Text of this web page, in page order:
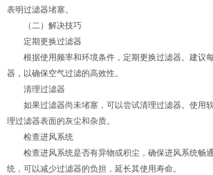
表明过滤器堵塞。
（二）解决技巧
定期更换过滤器
根据使用频率和环境条件，定期更换过滤器。建议每
器，以确保空气过滤的高效性。
清理过滤器
如果过滤器尚未堵塞，可以尝试清理过滤器。使用
理过滤器表面的灰尘和杂质。
检查进风系统
检查进风系统是否有异物或积尘，确保进风系统畅
统，可以减少过滤器的负担，延长其使用寿命。